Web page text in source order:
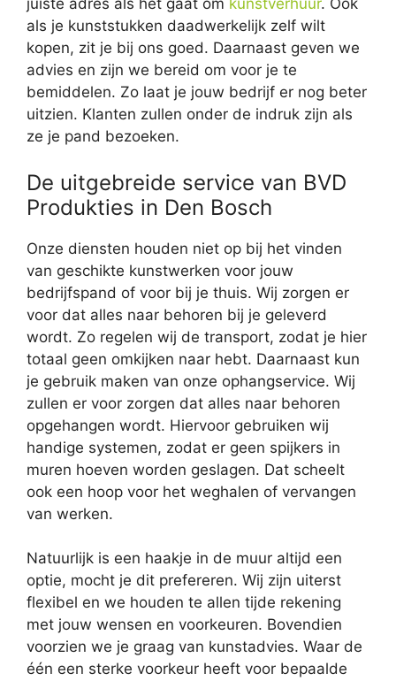
juiste adres als het gaat om kunstverhuur. Ook
als je kunststukken daadwerkelijk zelf wilt
kopen, zit je bij ons goed. Daarnaast geven we
advies en zijn we bereid om voor je te
bemiddelen. Zo laat je jouw bedrijf er nog beter
uitzien. Klanten zullen onder de indruk zijn als
ze je pand bezoeken.
De uitgebreide service van BVD
Produkties in Den Bosch
Onze diensten houden niet op bij het vinden
van geschikte kunstwerken voor jouw
bedrijfspand of voor bij je thuis. Wij zorgen er
voor dat alles naar behoren bij je geleverd
wordt. Zo regelen wij de transport, zodat je hier
totaal geen omkijken naar hebt. Daarnaast kun
je gebruik maken van onze ophangservice. Wij
zullen er voor zorgen dat alles naar behoren
opgehangen wordt. Hiervoor gebruiken wij
handige systemen, zodat er geen spijkers in
muren hoeven worden geslagen. Dat scheelt
ook een hoop voor het weghalen of vervangen
van werken.
Natuurlijk is een haakje in de muur altijd een
optie, mocht je dit prefereren. Wij zijn uiterst
flexibel en we houden te allen tijde rekening
met jouw wensen en voorkeuren. Bovendien
voorzien we je graag van kunstadvies. Waar de
één een sterke voorkeur heeft voor bepaalde